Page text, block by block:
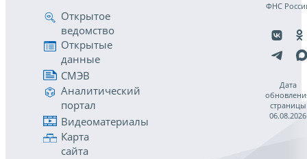
Открытое
ведомство
Открытые
данные
СМЭВ
Аналитический
портал
Видеоматериалы
Карта
сайта
ФНС
Дата
страницы
06.08.2026